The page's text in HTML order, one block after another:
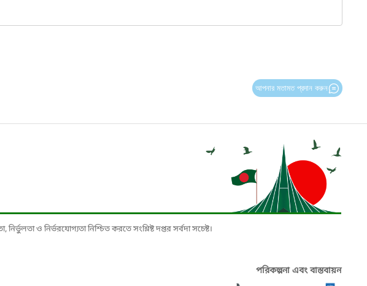
আপনার মতামত প্রদান করুন
ও নির্ভরযোগ্যতা নিশ্চিত করতে সংশ্লিষ্ট দপ্তর সর্বদা সচেষ্ট।
পরিকল্পনা এবং বাস্তবায়ন